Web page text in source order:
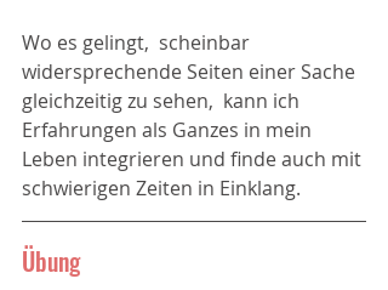
Wo es gelingt,  scheinbar
widersprechende Seiten einer Sache
gleichzeitig zu sehen,  kann ich
Erfahrungen als Ganzes in mein
Leben integrieren und finde auch mit
schwierigen Zeiten in Einklang.
Übung